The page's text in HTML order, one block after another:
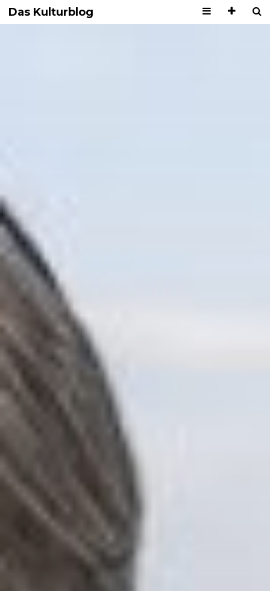
Das Kulturblog